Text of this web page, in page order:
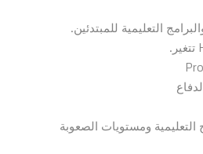
التعليمية للمبتدئين.
ومستويات الصعوبة